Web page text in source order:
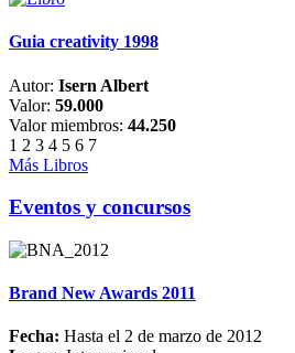
Guia creativity 1998
Autor: Isern Albert
Valor: 59.000
Valor miembros: 44.250
1 2 3 4 5 6 7
Más Libros
Eventos y concursos
Brand New Awards 2011
Fecha: Hasta el 2 de marzo de 2012